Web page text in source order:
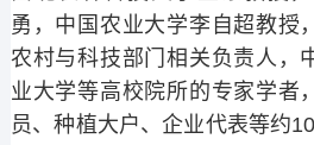
勇，中国农业大学李自超教授
农村与科技部门相关负责人，
业大学等高校院所的专家学者
员、种植大户、企业代表等约